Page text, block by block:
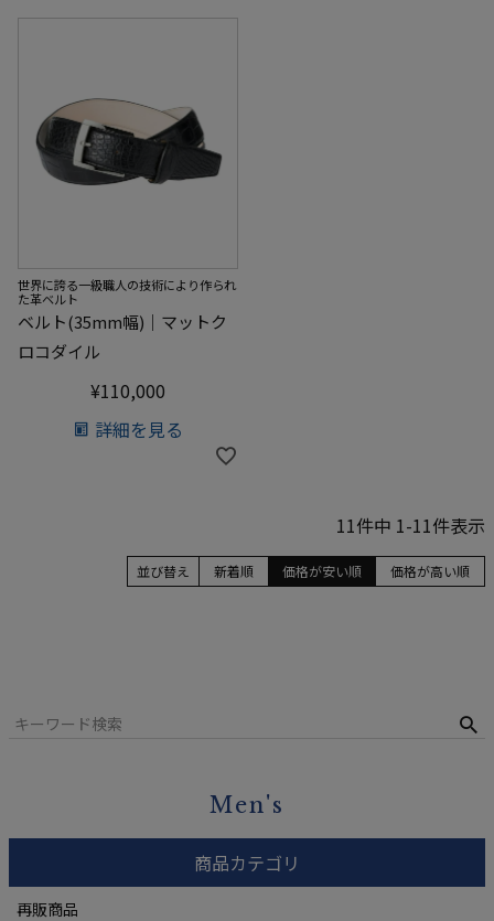
Men's
商品カテゴリ
再販商品
世界に誇る一級職人の技術により作られ
た革ベルト
ベルト(35mm幅)｜マットク
ロコダイル
¥110,000
詳細を見る
並び替え 価格が安い順 価格が高い順
新着順
11件中 1-11件表示